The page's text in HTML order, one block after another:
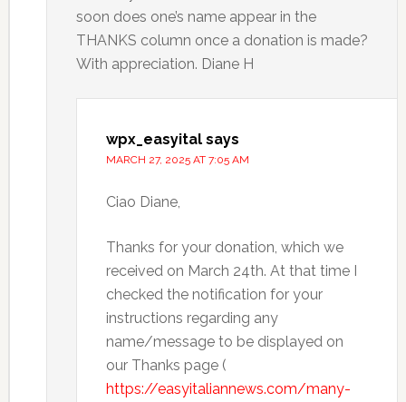
soon does one’s name appear in the
THANKS column once a donation is made?
With appreciation. Diane H
wpx_easyital says
MARCH 27, 2025 AT 7:05 AM
Ciao Diane,
Thanks for your donation, which we
received on March 24th. At that time I
checked the notification for your
instructions regarding any
name/message to be displayed on
our Thanks page (
https://easyitaliannews.com/many-